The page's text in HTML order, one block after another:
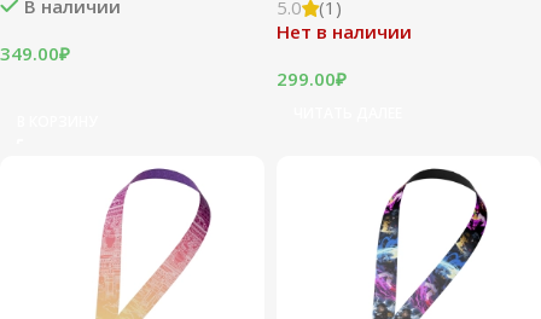
В наличии
349.00₽
5.0
(1)
Нет в наличии
299.00₽